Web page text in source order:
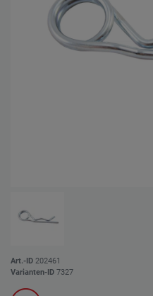
Art.-ID 202461
Varianten-ID 7327